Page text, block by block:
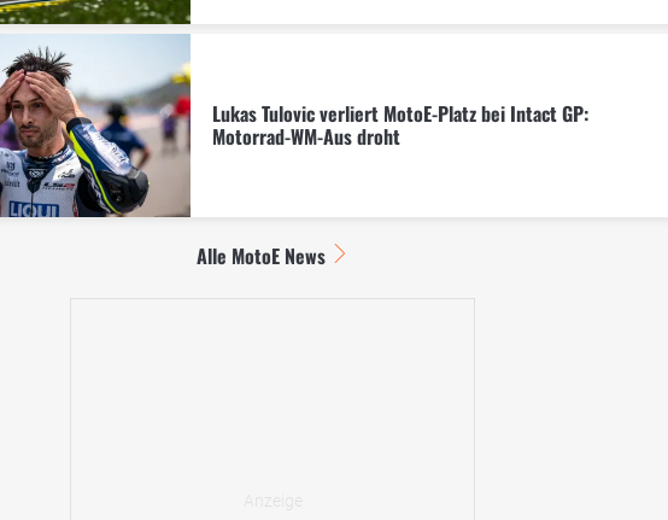
Lukas Tulovic verliert MotoE-Platz bei Intact GP:
Motorrad-WM-Aus droht
Alle MotoE News